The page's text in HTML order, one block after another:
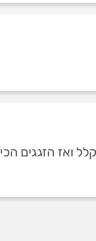
ואז הזגגים הכי